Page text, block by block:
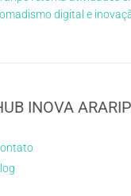
digital e
INOVA